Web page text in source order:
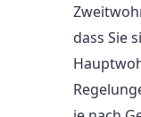
dass Sie